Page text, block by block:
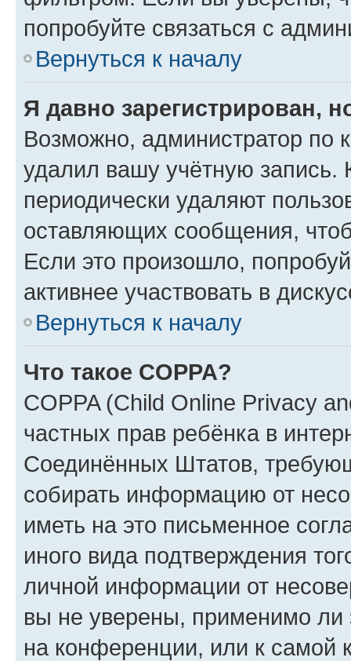
попробуйте связаться с
Вернуться к началу
Я давно зарегистрирован,
Возможно, администратор по
удалил вашу учётную запись.
периодически удаляют
оставляющих сообщения,
Если это произошло,
активнее участвовать в
Вернуться к началу
Что такое COPPA?
COPPA (Child Online Privacy
частных прав ребёнка в
Соединённых Штатов,
собирать информацию от
иметь на это письменное
иного вида подтверждения
личной информации от
вы не уверены, применимо ли
на конференции, или к самой